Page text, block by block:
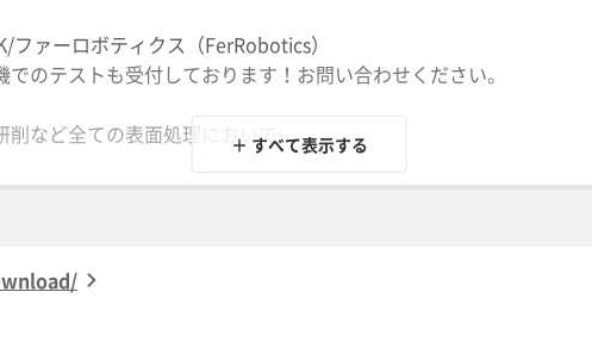
ファーロボティクス（FerRobotics）
のテストも受付しております！お問い合わせください。
削など全ての表面処理において、
ロボットにヒトの様な触覚を持たせる
＋ すべて表示する